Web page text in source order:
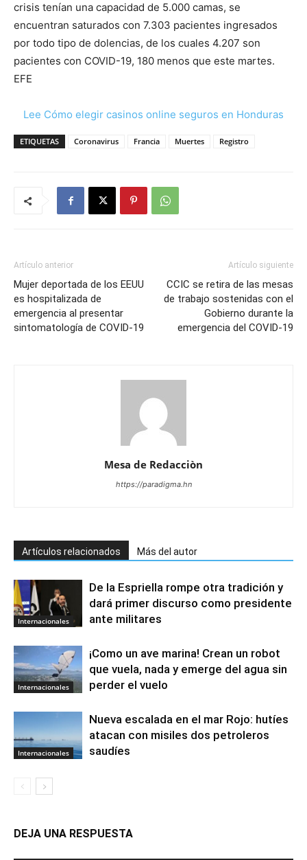
crisis tenían una capacidad de 5.000 camas, se
encuentran saturados con 7.303 pacientes ingresados
por todo tipo de dolencias, de los cuales 4.207 son
pacientes con COVID-19, 180 menos que este martes.
EFE
Lee Cómo elegir casinos online seguros en Honduras
ETIQUETAS Coronavirus Francia Muertes Registro
Artículo anterior
Mujer deportada de los EEUU
es hospitalizada de
emergencia al presentar
sintomatología de COVID-19
Artículo siguiente
CCIC se retira de las mesas
de trabajo sostenidas con el
Gobierno durante la
emergencia del COVID-19
Mesa de Redacciòn
https://paradigma.hn
Artículos relacionados Más del autor
Internacionales
De la Espriella rompe otra tradición y
dará primer discurso como presidente
ante militares
Internacionales
¡Como un ave marina! Crean un robot
que vuela, nada y emerge del agua sin
perder el vuelo
Internacionales
Nueva escalada en el mar Rojo: hutíes
atacan con misiles dos petroleros
saudíes
DEJA UNA RESPUESTA